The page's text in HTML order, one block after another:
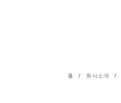
홈 / 회사소개 /